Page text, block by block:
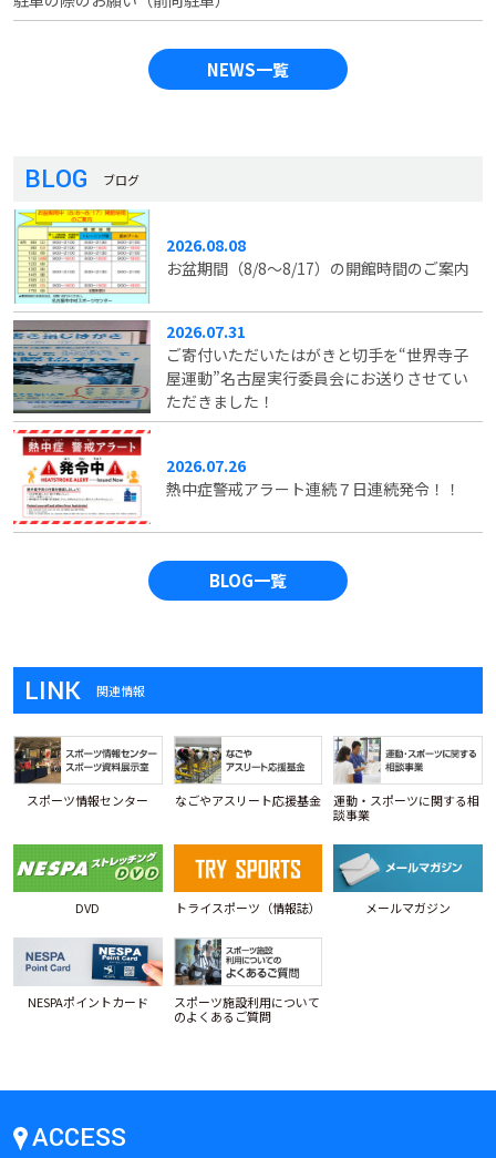
NEWS一覧
BLOG ブログ
2026.08.08
お盆期間（8/8～8/17）の開館時間のご案内
2026.07.31
ご寄付いただいたはがきと切手を“世界寺子
屋運動”名古屋実行委員会にお送りさせてい
ただきました！
2026.07.26
熱中症警戒アラート連続７日連続発令！！
BLOG一覧
LINK 関連情報
スポーツ情報センター なごやアスリート応援基金
運動・スポーツに関する相
談事業
DVD トライスポーツ（情報誌） メールマガジン
NESPAポイントカード
スポーツ施設利用について
のよくあるご質問
ACCESS